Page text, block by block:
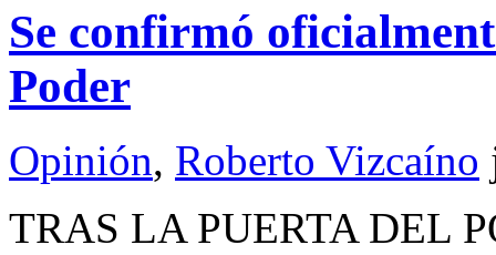
Se confirmó
Poder
Opinión, Roberto Vizcaíno
TRAS LA PUERTA DEL